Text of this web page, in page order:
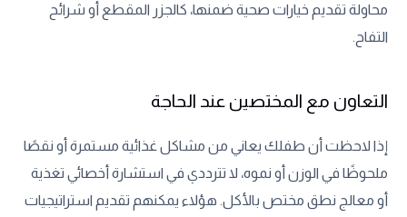
محاولة تقديم خيارات صحية ضمنها، كالجزر المقطع أو شرائح
التفاح.
التعاون مع المختصين عند الحاجة
إذا لاحظت أن طفلك يعاني من مشاكل غذائية مستمرة أو نقصًا
ملحوظًا في الوزن أو نموه، لا تترددي في استشارة أخصائي تغذية
أو معالج نطق مختص بالأكل. هؤلاء يمكنهم تقديم استراتيجيات